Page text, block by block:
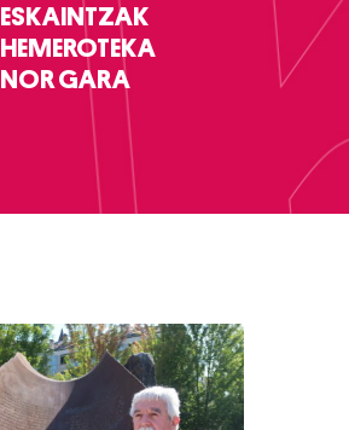
ESKAINTZAK
HEMEROTEKA
NOR GARA